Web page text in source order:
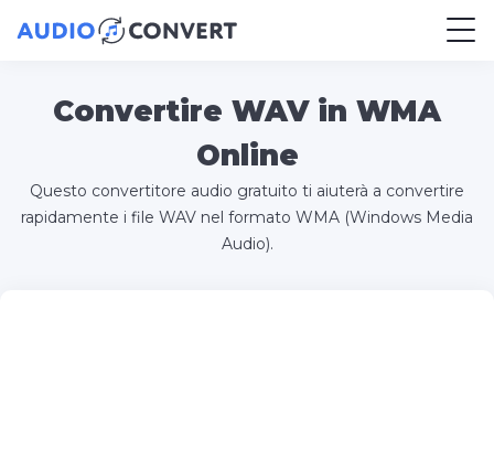
Convertire WAV in WMA
Online
Questo convertitore audio gratuito ti aiuterà a convertire
rapidamente i file WAV nel formato WMA (Windows Media
Audio).